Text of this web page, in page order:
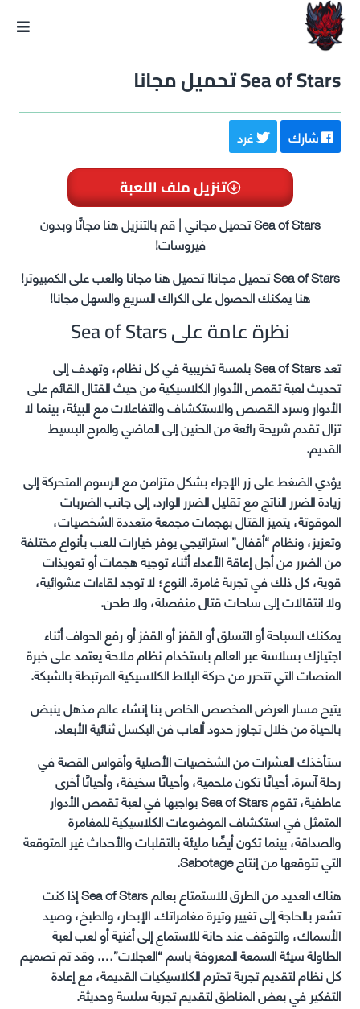
Sea of Stars تحميل مجانا
شارك غرد
تنزيل ملف اللعبة
Sea of Stars تحميل مجاني | قم بالتنزيل هنا مجانًا وبدون
فيروسات!
Sea of Stars تحميل مجانا! تحميل هنا مجانا والعب على الكمبيوتر!
هنا يمكنك الحصول على الكراك السريع والسهل مجانا!
نظرة عامة على Sea of Stars
تعد Sea of Stars بلمسة تخريبية في كل نظام، وتهدف إلى
تحديث لعبة تقمص الأدوار الكلاسيكية من حيث القتال القائم على
الأدوار وسرد القصص والاستكشاف والتفاعلات مع البيئة، بينما لا
تزال تقدم شريحة رائعة من الحنين إلى الماضي والمرح البسيط
القديم.
يؤدي الضغط على زر الإجراء بشكل متزامن مع الرسوم المتحركة إلى
زيادة الضرر الناتج مع تقليل الضرر الوارد. إلى جانب الضربات
الموقوتة، يتميز القتال بهجمات مجمعة متعددة الشخصيات،
وتعزيز، ونظام “أقفال” استراتيجي يوفر خيارات للعب بأنواع مختلفة
من الضرر من أجل إعاقة الأعداء أثناء توجيه هجمات أو تعويذات
قوية، كل ذلك في تجربة غامرة. النوع؛ لا توجد لقاءات عشوائية،
ولا انتقالات إلى ساحات قتال منفصلة، ولا طحن.
يمكنك السباحة أو التسلق أو القفز أو القفز أو رفع الحواف أثناء
اجتيازك بسلاسة عبر العالم باستخدام نظام ملاحة يعتمد على خبرة
المنصات التي تتحرر من حركة البلاط الكلاسيكية المرتبطة بالشبكة.
يتيح مسار العرض المخصص الخاص بنا إنشاء عالم مذهل ينبض
بالحياة من خلال تجاوز حدود ألعاب فن البكسل ثنائية الأبعاد.
ستأخذك العشرات من الشخصيات الأصلية وأقواس القصة في
رحلة آسرة. أحيانًا تكون ملحمية، وأحيانًا سخيفة، وأحيانًا أخرى
عاطفية، تقوم Sea of Stars بواجبها في لعبة تقمص الأدوار
المتمثل في استكشاف الموضوعات الكلاسيكية للمغامرة
والصداقة، بينما تكون أيضًا مليئة بالتقلبات والأحداث غير المتوقعة
التي تتوقعها من إنتاج Sabotage.
هناك العديد من الطرق للاستمتاع بعالم Sea of Stars إذا كنت
تشعر بالحاجة إلى تغيير وتيرة مغامراتك. الإبحار، والطبخ، وصيد
الأسماك، والتوقف عند حانة للاستماع إلى أغنية أو لعب لعبة
الطاولة سيئة السمعة المعروفة باسم “العجلات”…. وقد تم تصميم
كل نظام لتقديم تجربة تحترم الكلاسيكيات القديمة، مع إعادة
التفكير في بعض المناطق لتقديم تجربة سلسة وحديثة.